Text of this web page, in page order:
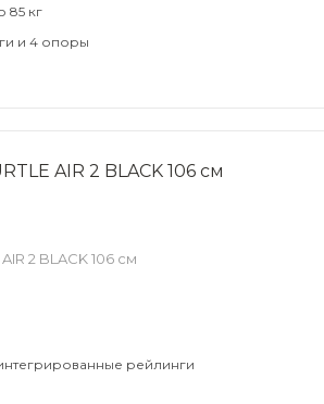
85 кг
и 4 опоры
AIR 2 BLACK 106 см
2 BLACK 106 см
рейлинги